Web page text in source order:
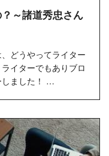
～諸道秀忠さん
どうやってライター
イターでもありブロ
しました！ …